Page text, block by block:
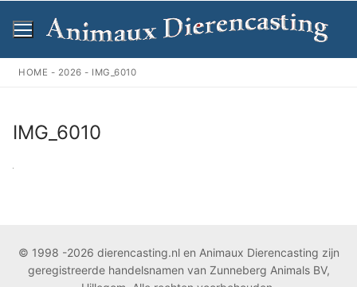
naar
inhoud
HOME - 2026 - IMG_6010
IMG_6010
© 1998 -2026 dierencasting.nl en Animaux Dierencasting zijn
geregistreerde handelsnamen van Zunneberg Animals BV,